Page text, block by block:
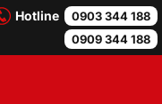
Hotline
0903 344 188
0909 344 188